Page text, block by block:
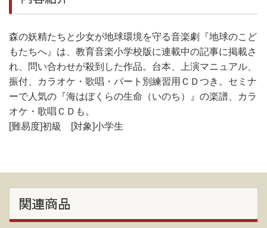
森の妖精たちと少女が地球環境を守る音楽劇『地球のこど
もたちへ』は、教育音楽小学校版に連載中の記事に掲載さ
れ、問い合わせが殺到した作品。台本、上演マニュアル、
振付、カラオケ・歌唱・パート別練習用ＣＤつき。セミナ
ーで人気の『海はぼくらの生命（いのち）』の楽譜、カラ
オケ・歌唱ＣＤも。
[難易度]初級 [対象]小学生
関連商品